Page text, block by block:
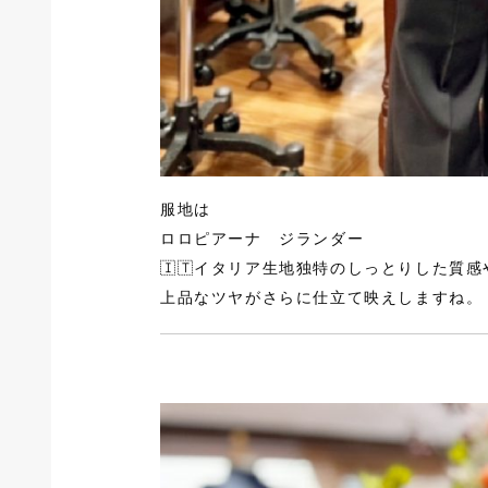
服地は
ロロピアーナ ジランダー
🇮🇹イタリア生地独特のしっとりした質感
上品なツヤがさらに仕立て映えしますね。